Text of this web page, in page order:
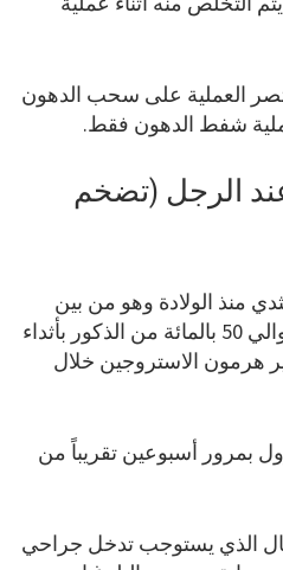
العملية على سحب الدهون
شفط الدهون فقط.
الرجل (تضخم
منذ الولادة وهو من بين
الأمور الشائعة حيث يولد حوالي 50 بالمائة من الذكور بأثداء
هرمون الاستروجين خلال
بمرور أسبوعين تقريباً من
الذي يستوجب تدخل جراحي